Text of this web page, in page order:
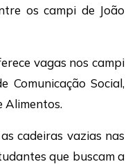
os campi de João
vagas nos campi
Comunicação Social,
Alimentos.
cadeiras vazias nas
que buscam a